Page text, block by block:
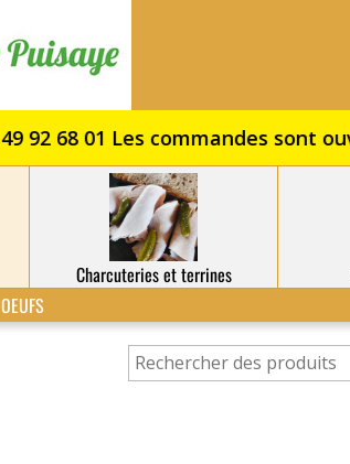
Charcuteries et terrines
OEUFS